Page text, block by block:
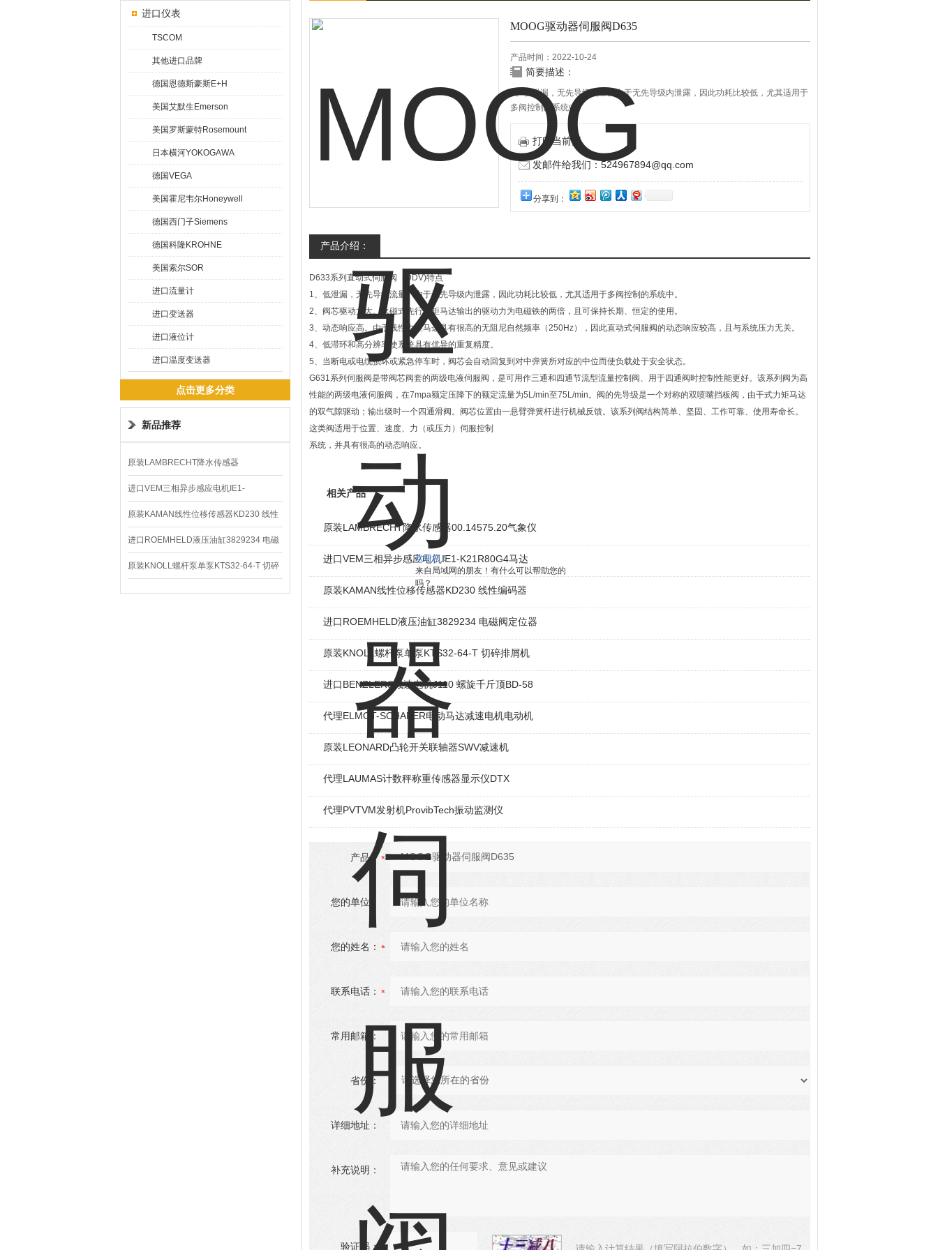
欢迎您！
来自局域网的朋友！有什么可以帮助您的
吗？
进口仪表
TSCOM
其他进口品牌
德国恩德斯豪斯E+H
美国艾默生Emerson
美国罗斯蒙特Rosemount
日本横河YOKOGAWA
德国VEGA
美国霍尼韦尔Honeywell
德国西门子Siemens
德国科隆KROHNE
美国索尔SOR
进口流量计
进口变送器
进口液位计
进口温度变送器
点击更多分类
新品推荐
原装LAMBRECHT降水传感器
00.14575.20气象仪
进口VEM三相异步感应电机IE1-
K21R80G4马达
原装KAMAN线性位移传感器KD230 线性
编码器
进口ROEMHELD液压油缸3829234 电磁
阀定位器
原装KNOLL螺杆泵单泵KTS32-64-T 切碎
排屑机
MOOG驱动器伺服阀D635
产品时间：2022-10-24
简要描述：
1、低泄漏，无先导级流量。由于无先导级内泄露，因此功耗比较低，尤其适用于
多阀控制的系统中。
打印当前页
发邮件给我们：524967894@qq.com
分享到：
产品介绍：
D633系列直动式伺服阀（DDV)特点
1、低泄漏，无先导级流量。由于无先导级内泄露，因此功耗比较低，尤其适用于多阀控制的系统中。
2、阀芯驱动力大。永磁式先行力矩马达输出的驱动力为电磁铁的两倍，且可保持长期、恒定的使用。
3、动态响应高。由于线性力矩马达具有很高的无阻尼自然频率（250Hz），因此直动式伺服阀的动态响应较高，且与系统压力无关。
4、低滞环和高分辨率使系统具有优异的重复精度。
5、当断电或电缆损坏或紧急停车时，阀芯会自动回复到对中弹簧所对应的中位而使负载处于安全状态。
G631系列伺服阀是带阀芯阀套的两级电液伺服阀，是可用作三通和四通节流型流量控制阀、用于四通阀时控制性能更好。该系列阀为高
性能的两级电液伺服阀，在7mpa额定压降下的额定流量为5L/min至75L/min。阀的先导级是一个对称的双喷嘴挡板阀，由干式力矩马达
的双气隙驱动；输出级时一个四通滑阀。阀芯位置由一悬臂弹簧杆进行机械反馈。该系列阀结构简单、坚固、工作可靠、使用寿命长。
这类阀适用于位置、速度、力（或压力）伺服控制
系统，并具有很高的动态响应。
相关产品
原装LAMBRECHT降水传感器00.14575.20气象仪
进口VEM三相异步感应电机IE1-K21R80G4马达
原装KAMAN线性位移传感器KD230 线性编码器
进口ROEMHELD液压油缸3829234 电磁阀定位器
原装KNOLL螺杆泵单泵KTS32-64-T 切碎排屑机
进口BENZLERS减速电机J110 螺旋千斤顶BD-58
代理ELMOT-SCHAFER电动马达减速电机电动机
原装LEONARD凸轮开关联轴器‌SWV减速机
代理LAUMAS计数秤称重传感器显示仪DTX
代理PVTVM发射机ProvibTech振动监测仪
产品：
您的单位：
您的姓名：
联系电话：
常用邮箱：
省份：
详细地址：
补充说明：
验证码：